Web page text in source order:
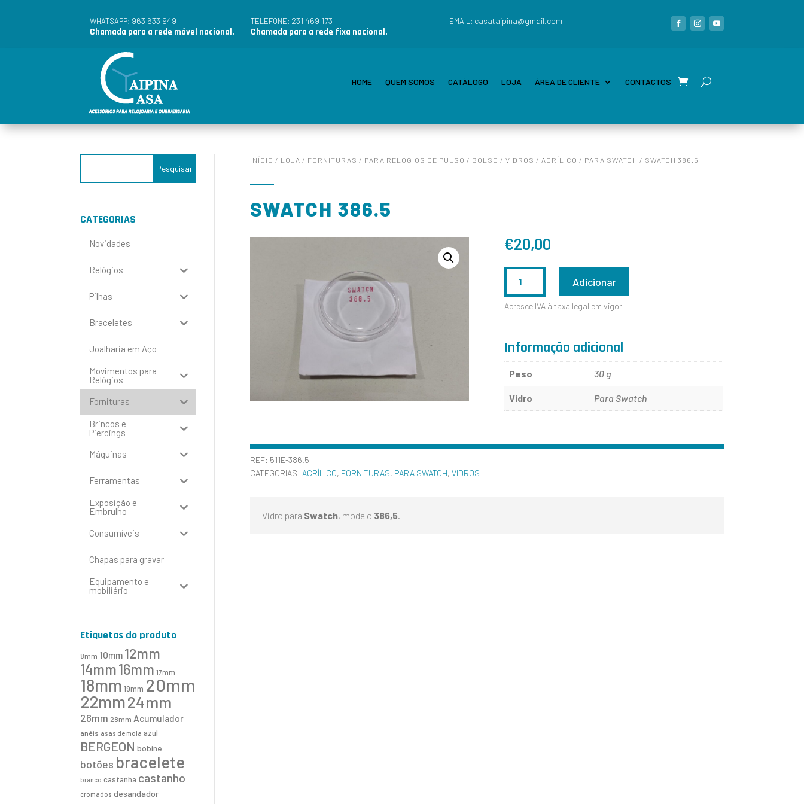
WHATSAPP: 963 633 949
Chamada para a rede móvel nacional.
TELEFONE: 231 469 173
Chamada para a rede fixa nacional.
EMAIL: casataipina@gmail.com
HOME QUEM SOMOS CATÁLOGO LOJA ÁREA DE CLIENTE CONTACTOS
CATEGORIAS
Novidades
Relógios
Pilhas
Braceletes
Joalharia em Aço
Movimentos para
Relógios
Fornituras
Brincos e
Piercings
Máquinas
Ferramentas
Exposição e
Embrulho
Consumíveis
Chapas para gravar
Equipamento e
mobiliário
Etiquetas do produto
8mm 10mm 12mm
14mm16mm 17mm
18mm 19mm 20mm
22mm24mm
26mm 28mm Acumulador
anéis asas de mola azul
BERGEON bobine
botões bracelete
branco castanha castanho
cromados desandador
INÍCIO / LOJA / FORNITURAS / PARA RELÓGIOS DE PULSO / BOLSO / VIDROS / ACRÍLICO / PARA SWATCH / SWATCH 386.5
SWATCH 386.5
€20,00
QUANTIDADE
DE
386.5
Adicionar
Acresce IVA à taxa legal em vigor
Informação adicional
Peso 30 g
Vidro Para Swatch
REF: 511E-386.5
CATEGORIAS: ACRÍLICO, FORNITURAS, PARA SWATCH, VIDROS
Vidro para Swatch, modelo 386,5.